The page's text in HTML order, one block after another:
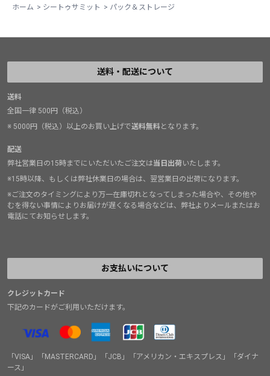
ホーム > シートゥサミット > パック＆ストレージ
送料・配送について
送料
全国一律 500円（税込）
※ 5000円（税込）以上のお買い上げで送料無料となります。
配送
弊社営業日の15時までにいただいたご注文は当日出荷いたします。
※15時以降、もしくは弊社休業日の場合は、翌営業日の出荷になります。
※ご注文のタイミングにより万一在庫切れとなってしまった場合や、その他や
むを得ない事情によりお届けが遅くなる場合などは、弊社よりメールまたはお
電話にてお知らせします。
お支払いについて
クレジットカード
下記のカードがご利用いただけます。
「VISA」「MASTERCARD」「JCB」「アメリカン・エキスプレス」「ダイナ
ース」